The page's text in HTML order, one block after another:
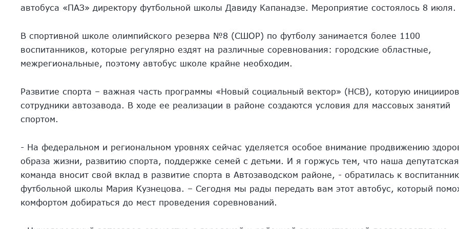
автобуса «ПАЗ» директору футбольной школы Давиду Капанадзе. Мероприятие состоялось 8 июля.
В спортивной школе олимпийского резерва №8 (СШОР) по футболу занимается более 1100
воспитанников, которые регулярно ездят на различные соревнования: городские областные,
межрегиональные, поэтому автобус школе крайне необходим.
Развитие спорта – важная часть программы «Новый социальный вектор» (НСВ), которую
сотрудники автозавода. В ходе ее реализации в районе создаются условия для массовых занятий
спортом.
- На федеральном и региональном уровнях сейчас уделяется особое внимание продвижению
образа жизни, развитию спорта, поддержке семей с детьми. И я горжусь тем, что наша депутатская
команда вносит свой вклад в развитие спорта в Автозаводском районе, - обратилась к
футбольной школы Мария Кузнецова. – Сегодня мы рады передать вам этот автобус, который
комфортом добираться до мест проведения соревнований.